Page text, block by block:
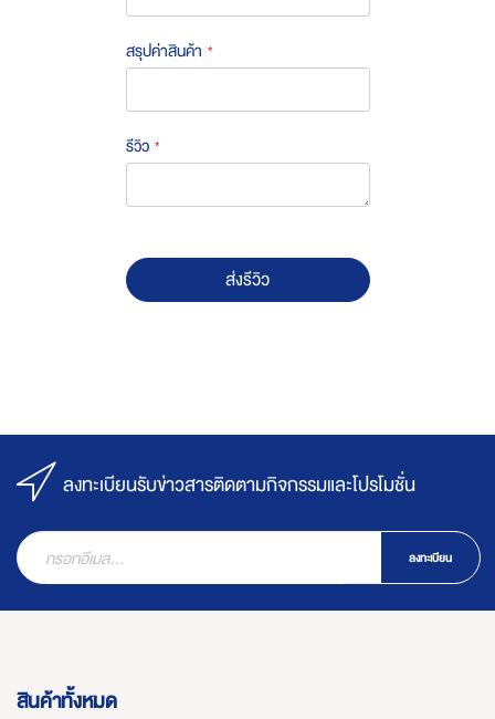
สรุปค่าสินค้า
รีวิว
ส่งรีวิว
ลงทะเบียนรับข่าวสารติดตามกิจกรรมและโปรโมชั่น
ลงทะเบียน
สินค้าทั้งหมด